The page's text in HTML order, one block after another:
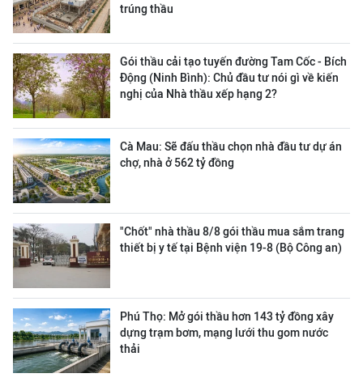
trúng thầu
Gói thầu cải tạo tuyến đường Tam Cốc - Bích
Động (Ninh Bình): Chủ đầu tư nói gì về kiến
nghị của Nhà thầu xếp hạng 2?
Cà Mau: Sẽ đấu thầu chọn nhà đầu tư dự án
chợ, nhà ở 562 tỷ đồng
"Chốt" nhà thầu 8/8 gói thầu mua sắm trang
thiết bị y tế tại Bệnh viện 19-8 (Bộ Công an)
Phú Thọ: Mở gói thầu hơn 143 tỷ đồng xây
dựng trạm bơm, mạng lưới thu gom nước
thải